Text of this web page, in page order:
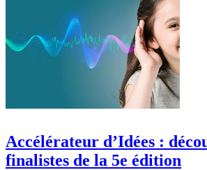
Accélérateur d’Idées :
finalistes de la 5e édition